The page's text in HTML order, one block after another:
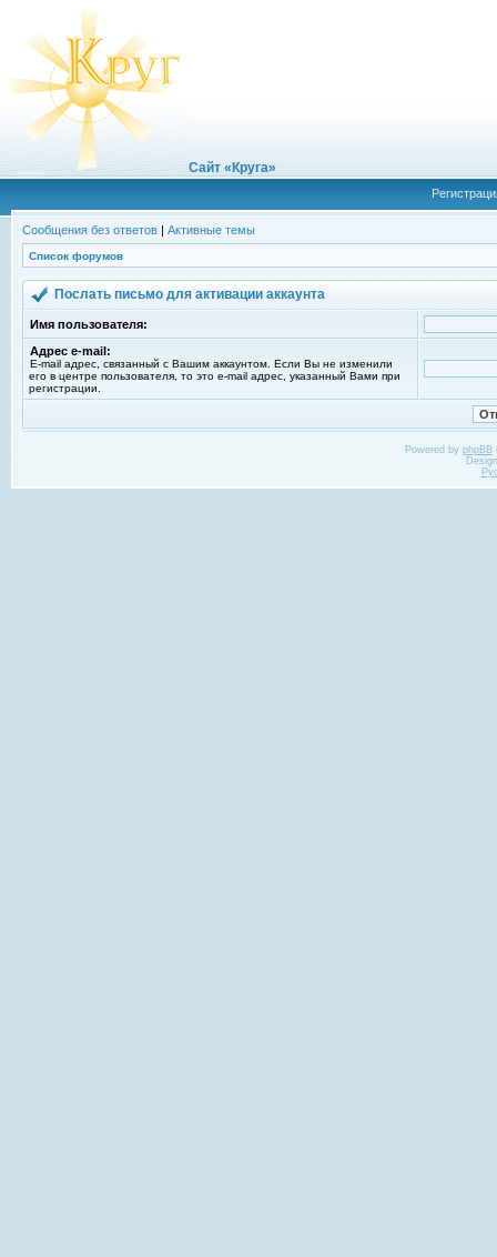
Сайт «Круга»
Сообщения без ответов | Активные темы
Список форумов
Послать письмо для активации аккаунта
Имя пользователя:
Адрес e-mail:
E-mail адрес, связанный с Вашим аккаунтом. Если Вы не изменили
его в центре пользователя, то это e-mail адрес, указанный Вами при
регистрации.
Powered by phpBB